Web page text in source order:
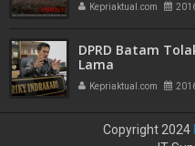
Kepriaktual.com
DPRD Batam
Lama
Kepriaktual.com
Copyright 2024